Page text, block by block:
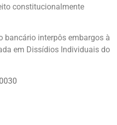
constitucionalmente
bancário interpôs embargos à
em Dissídios Individuais do